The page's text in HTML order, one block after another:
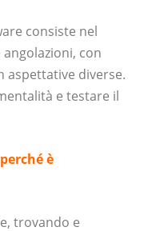
consiste nel
con
aspettative diverse.
e testare il
è
trovando e